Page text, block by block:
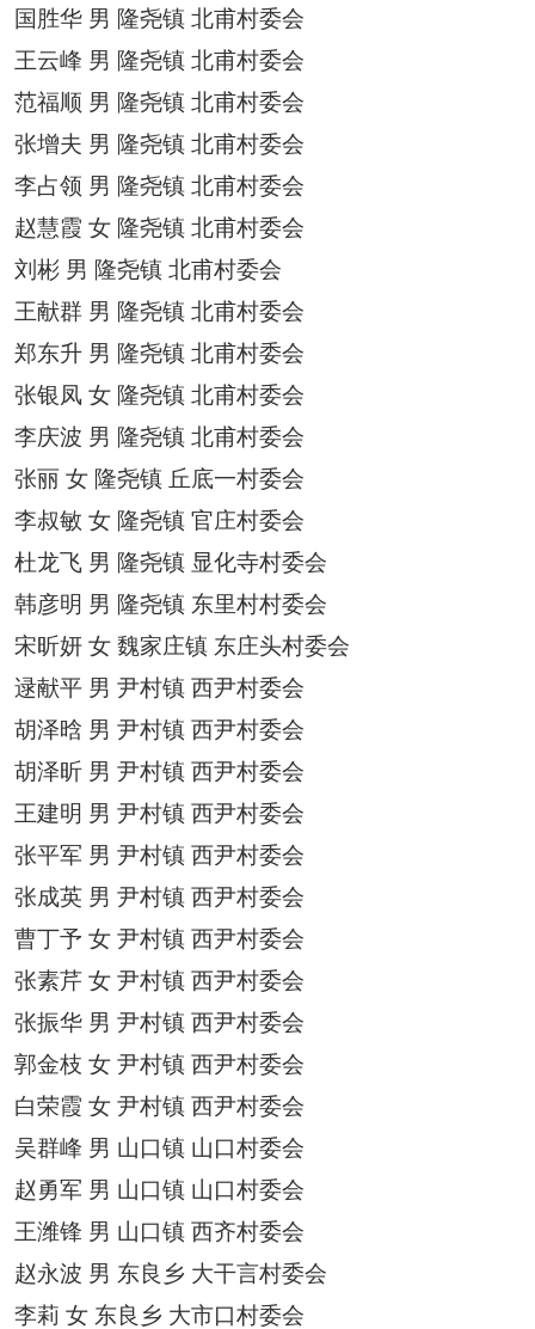
国胜华 男 隆尧镇 北甫村委会
王云峰 男 隆尧镇 北甫村委会
范福顺 男 隆尧镇 北甫村委会
张增夫 男 隆尧镇 北甫村委会
李占领 男 隆尧镇 北甫村委会
赵慧霞 女 隆尧镇 北甫村委会
刘彬 男 隆尧镇 北甫村委会
王献群 男 隆尧镇 北甫村委会
郑东升 男 隆尧镇 北甫村委会
张银凤 女 隆尧镇 北甫村委会
李庆波 男 隆尧镇 北甫村委会
张丽 女 隆尧镇 丘底一村委会
李叔敏 女 隆尧镇 官庄村委会
杜龙飞 男 隆尧镇 显化寺村委会
韩彦明 男 隆尧镇 东里村村委会
宋昕妍 女 魏家庄镇 东庄头村委会
逯献平 男 尹村镇 西尹村委会
胡泽晗 男 尹村镇 西尹村委会
胡泽昕 男 尹村镇 西尹村委会
王建明 男 尹村镇 西尹村委会
张平军 男 尹村镇 西尹村委会
张成英 男 尹村镇 西尹村委会
曹丁予 女 尹村镇 西尹村委会
张素芹 女 尹村镇 西尹村委会
张振华 男 尹村镇 西尹村委会
郭金枝 女 尹村镇 西尹村委会
白荣霞 女 尹村镇 西尹村委会
吴群峰 男 山口镇 山口村委会
赵勇军 男 山口镇 山口村委会
王潍锋 男 山口镇 西齐村委会
赵永波 男 东良乡 大干言村委会
李莉 女 东良乡 大市口村委会